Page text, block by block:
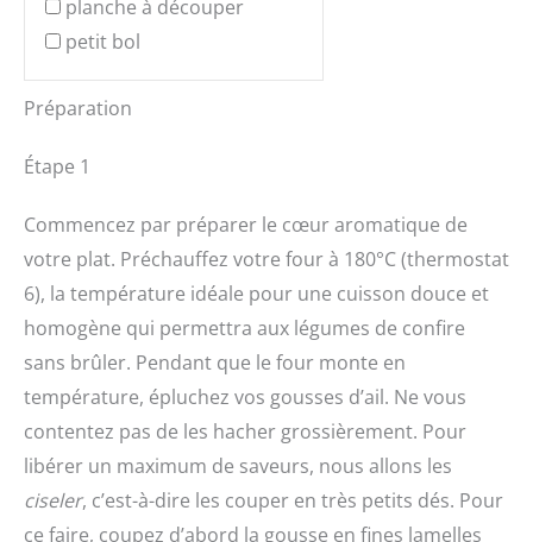
planche à découper
petit bol
Préparation
Étape 1
Commencez par préparer le cœur aromatique de
votre plat. Préchauffez votre four à 180°C (thermostat
6), la température idéale pour une cuisson douce et
homogène qui permettra aux légumes de confire
sans brûler. Pendant que le four monte en
température, épluchez vos gousses d’ail. Ne vous
contentez pas de les hacher grossièrement. Pour
libérer un maximum de saveurs, nous allons les
ciseler, c’est-à-dire les couper en très petits dés. Pour
ce faire, coupez d’abord la gousse en fines lamelles